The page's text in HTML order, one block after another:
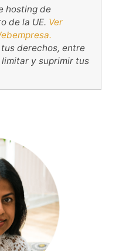
hosting de
de la UE. Ver
derechos, entre
y suprimir tus